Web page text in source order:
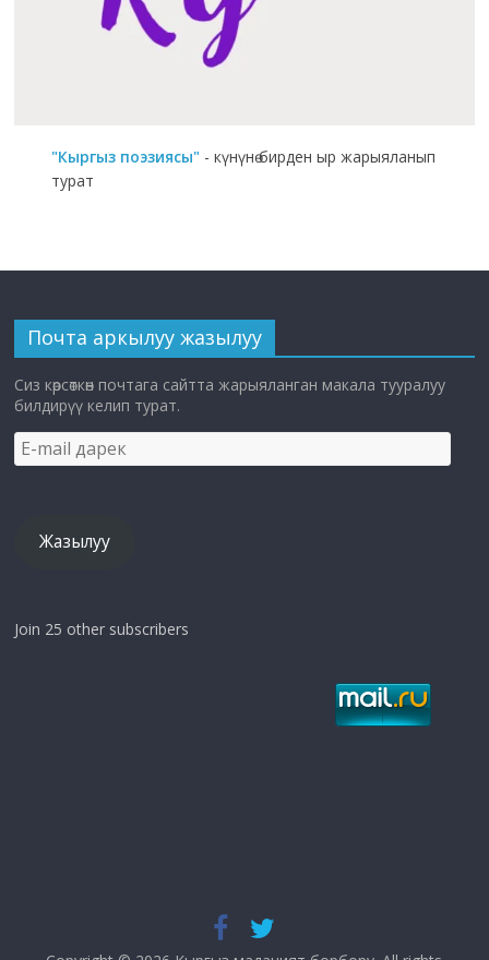
"Кыргыз поэзиясы" - күнүнө бирден ыр жарыяланып
турат
Почта аркылуу жазылуу
Сиз көрсөткөн почтага сайтта жарыяланган макала тууралуу
билдирүү келип турат.
E-
mail
Жазылуу
Join 25 other subscribers